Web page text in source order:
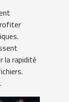
la rapidité